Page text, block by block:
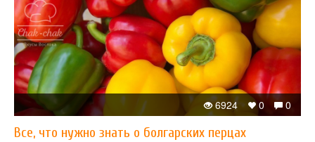
0
0
6924
Все, что нужно знать о болгарских перцах